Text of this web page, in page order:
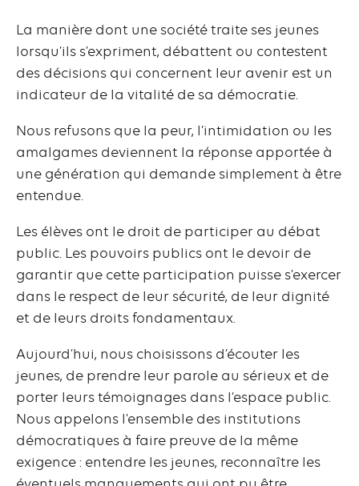
La manière dont une société traite ses jeunes
lorsqu’ils s’expriment, débattent ou contestent
des décisions qui concernent leur avenir est un
indicateur de la vitalité de sa démocratie.
Nous refusons que la peur, l’intimidation ou les
amalgames deviennent la réponse apportée à
une génération qui demande simplement à être
entendue.
Les élèves ont le droit de participer au débat
public. Les pouvoirs publics ont le devoir de
garantir que cette participation puisse s’exercer
dans le respect de leur sécurité, de leur dignité
et de leurs droits fondamentaux.
Aujourd’hui, nous choisissons d’écouter les
jeunes, de prendre leur parole au sérieux et de
porter leurs témoignages dans l’espace public.
Nous appelons l’ensemble des institutions
démocratiques à faire preuve de la même
exigence : entendre les jeunes, reconnaître les